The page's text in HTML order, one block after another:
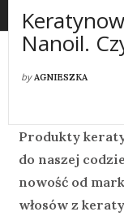
Nanoil.
by AGNIESZKA
Produkty
do naszej
nowość od
włosów z